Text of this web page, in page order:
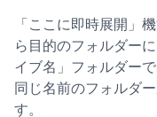
「ここに即時展開」
ら目的のフォルダー
イブ名」フォルダー
同じ名前のフォルダ
す。